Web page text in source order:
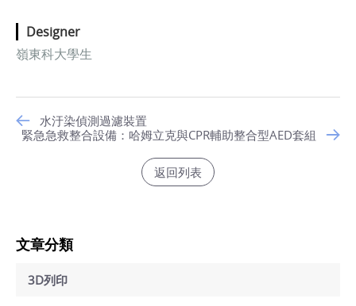
Designer
嶺東科大學生
水汙染偵測過濾裝置
緊急急救整合設備：哈姆立克與CPR輔助整合型AED套組
返回列表
文章分類
3D列印